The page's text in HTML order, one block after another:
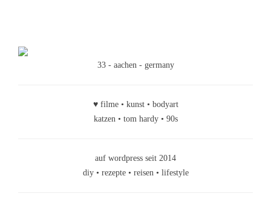
33 - aachen - germany
♥ filme • kunst • bodyart
katzen • tom hardy • 90s
auf wordpress seit 2014
diy • rezepte • reisen • lifestyle